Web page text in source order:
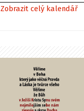
Zobrazit celý kalendář